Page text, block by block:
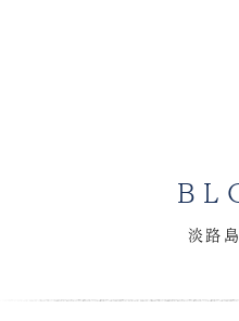
淡路